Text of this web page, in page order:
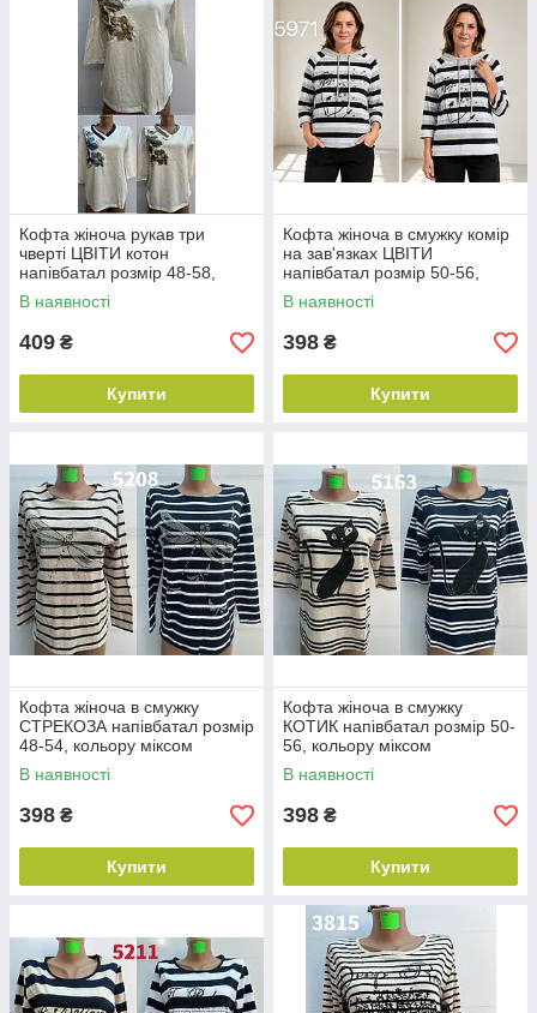
Кофта жіноча рукав три
чверті ЦВІТИ котон
напівбатал розмір 48-58,
колір уточнюйте під час
замовлення
В наявності
409 ₴
Купити
Кофта жіноча в смужку комір
на зав'язках ЦВІТИ
напівбатал розмір 50-56,
колір уточнюйте під час
замовлення
В наявності
398 ₴
Купити
Кофта жіноча в смужку
СТРЕКОЗА напівбатал розмір
48-54, кольору міксом
В наявності
398 ₴
Купити
Кофта жіноча в смужку
КОТИК напівбатал розмір 50-
56, кольору міксом
В наявності
398 ₴
Купити